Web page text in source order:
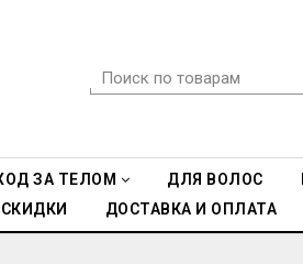
ЗА ТЕЛОМ ДЛЯ ВОЛОС
ДОСТАВКА И ОПЛАТА